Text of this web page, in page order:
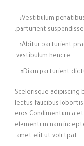
Vestibulum
parturient suspendisse.
Abitur parturient
vestibulum hendre.
Diam parturient
Scelerisque adipiscing
lectus faucibus
eros.Condimentum a
elementum nam
amet elit ut volutpat.